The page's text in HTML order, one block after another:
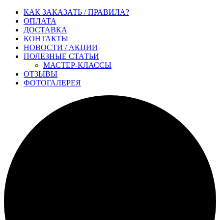
КАК ЗАКАЗАТЬ / ПРАВИЛА?
ОПЛАТА
ДОСТАВКА
КОНТАКТЫ
НОВОСТИ / АКЦИИ
ПОЛЕЗНЫЕ СТАТЬИ
МАСТЕР-КЛАССЫ
ОТЗЫВЫ
ФОТОГАЛЕРЕЯ